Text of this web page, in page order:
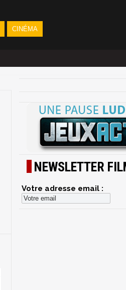
CINÉMA
NEWSLETTER
Votre adresse email :